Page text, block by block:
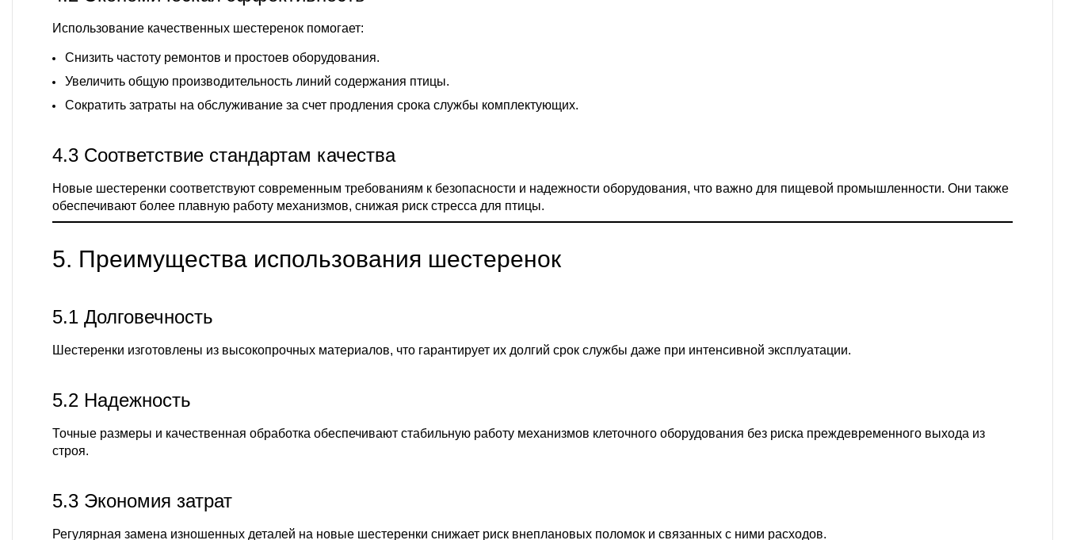
Использование качественных шестеренок помогает:
Снизить частоту ремонтов и простоев оборудования.
Увеличить общую производительность линий содержания птицы.
Сократить затраты на обслуживание за счет продления срока службы комплектующих.
4.3 Соответствие стандартам качества
Новые шестеренки соответствуют современным требованиям к безопасности и надежности оборудования, что важно для пищевой промышленности. Они также
обеспечивают более плавную работу механизмов, снижая риск стресса для птицы.
5. Преимущества использования шестеренок
5.1 Долговечность
Шестеренки изготовлены из высокопрочных материалов, что гарантирует их долгий срок службы даже при интенсивной эксплуатации.
5.2 Надежность
Точные размеры и качественная обработка обеспечивают стабильную работу механизмов клеточного оборудования без риска преждевременного выхода из
строя.
5.3 Экономия затрат
Регулярная замена изношенных деталей на новые шестеренки снижает риск внеплановых поломок и связанных с ними расходов.